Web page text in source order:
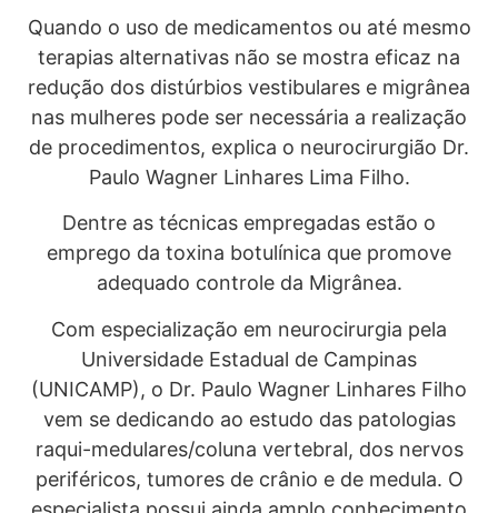
Quando o uso de medicamentos ou até mesmo
terapias alternativas não se mostra eficaz na
redução dos distúrbios vestibulares e migrânea
nas mulheres pode ser necessária a realização
de procedimentos, explica o neurocirurgião Dr.
Paulo Wagner Linhares Lima Filho.
Dentre as técnicas empregadas estão o
emprego da toxina botulínica que promove
adequado controle da Migrânea.
Com especialização em neurocirurgia pela
Universidade Estadual de Campinas
(UNICAMP), o Dr. Paulo Wagner Linhares Filho
vem se dedicando ao estudo das patologias
raqui-medulares/coluna vertebral, dos nervos
periféricos, tumores de crânio e de medula. O